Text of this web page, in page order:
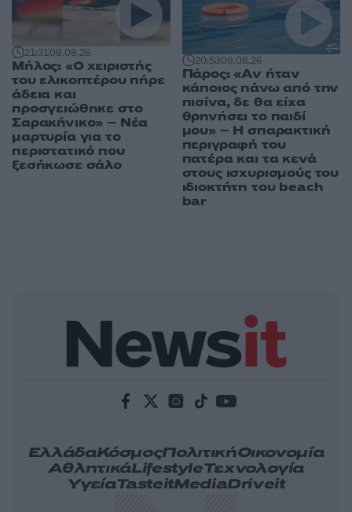
21:3109.08.26
Μήλος: «Ο χειριστής
του ελικοπτέρου πήρε
άδεια και
προσγειώθηκε στο
Σαρακήνικο» – Νέα
μαρτυρία για το
περιστατικό που
ξεσήκωσε σάλο
20:5309.08.26
Πάρος: «Αν ήταν
κάποιος πάνω από την
πισίνα, δε θα είχα
θρηνήσει το παιδί
μου» – Η σπαρακτική
περιγραφή του
πατέρα και τα κενά
στους ισχυρισμούς του
ιδιοκτήτη του beach
bar
ΕλλάδαΚόσμοςΠολιτικήΟικονομία
ΑθλητικάLifestyleΤεχνολογία
ΥγείαTasteitMediaDriveit